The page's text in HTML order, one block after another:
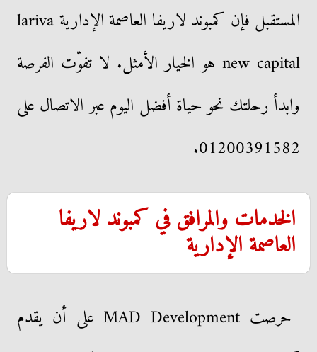
المستقبل فإن كمبوند لاريفا العاصمة الإدارية lariva
new capital هو الخيار الأمثل. لا تفوّت الفرصة
وابدأ رحلتك نحو حياة أفضل اليوم عبر الاتصال على
01200391582.
الخدمات والمرافق في كمبوند لاريفا
العاصمة الإدارية
حرصت MAD Development على أن يقدم